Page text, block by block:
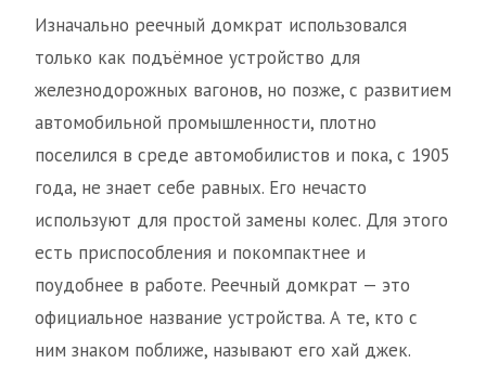
Изначально реечный домкрат использовался
только как подъёмное устройство для
железнодорожных вагонов, но позже, с развитием
автомобильной промышленности, плотно
поселился в среде автомобилистов и пока, с 1905
года, не знает себе равных. Его нечасто
используют для простой замены колес. Для этого
есть приспособления и покомпактнее и
поудобнее в работе. Реечный домкрат — это
официальное название устройства. А те, кто с
ним знаком поближе, называют его хай джек.